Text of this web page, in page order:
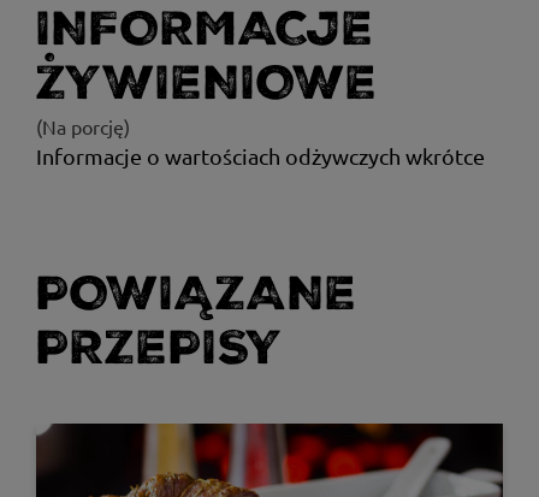
INFORMACJE
ŻYWIENIOWE
(Na porcję)
Informacje o wartościach odżywczych wkrótce
POWIĄZANE
PRZEPISY